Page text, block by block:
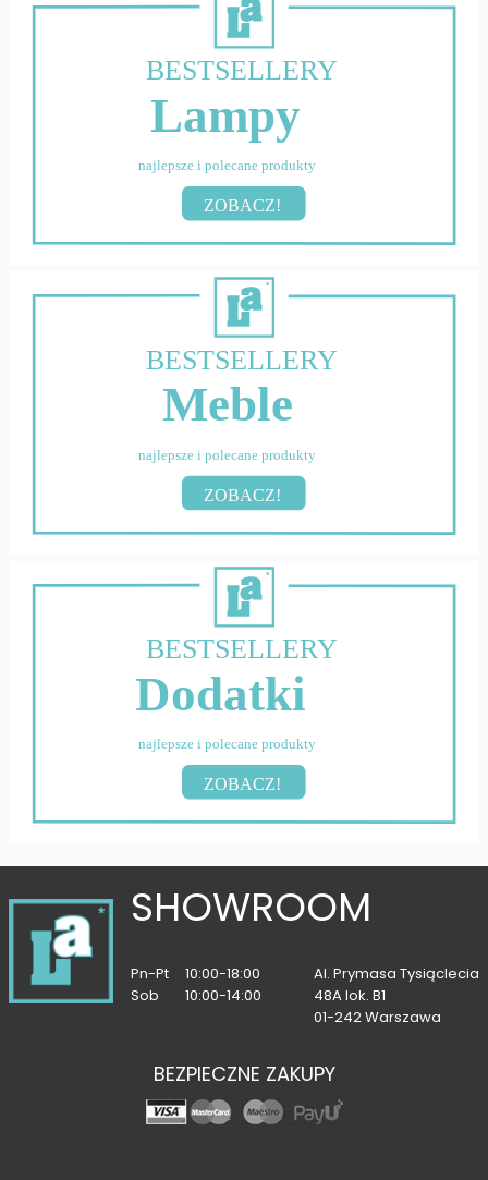
BESTSELLERY
Lampy
najlepsze i polecane produkty
ZOBACZ!
BESTSELLERY
Meble
najlepsze i polecane produkty
ZOBACZ!
BESTSELLERY
Dodatki
najlepsze i polecane produkty
ZOBACZ!
SHOWROOM
Pn-Pt
10:00-18:00
Sob
10:00-14:00
Al. Prymasa Tysiąclecia
48A lok. B1
01-242 Warszawa
BEZPIECZNE ZAKUPY